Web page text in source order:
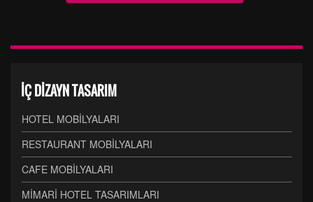
İÇ DİZAYN TASARIM
HOTEL MOBİLYALARI
RESTAURANT MOBİLYALARI
CAFE MOBİLYALARI
MİMARİ HOTEL TASARIMLARI